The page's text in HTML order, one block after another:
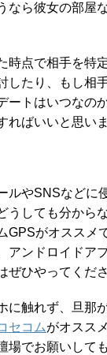
なら彼女の部屋
時点で相手を特
したり、もし相
ートはいつなの
ればいいと思いま
ルやSNSなどに
うしても分から
GPSがオススメ
アンドロイドア
ぜひやってくださ
に触れず、旦那
セコムがオスス
場でお願いして